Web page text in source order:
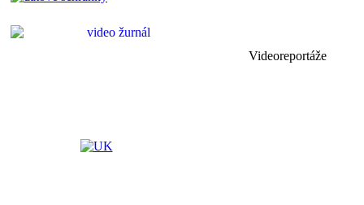
Videoreportáže